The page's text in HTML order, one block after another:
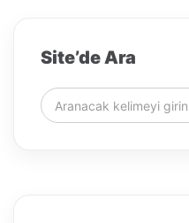
Site’de Ara